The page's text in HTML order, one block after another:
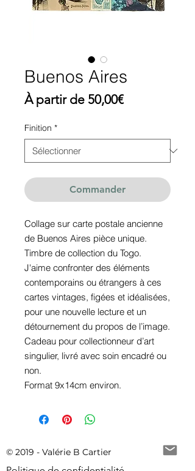
Buenos Aires
À partir de 50,00€Prix
Finition *
Commander
Collage sur carte postale ancienne
de Buenos Aires pièce unique.
Timbre de collection du Togo.
J'aime confronter des éléments
contemporains ou étrangers à ces
cartes vintages, figées et idéalisées,
pour une nouvelle lecture et un
détournement du propos de l’image.
Cadeau pour collectionneur d’art
singulier, livré avec soin encadré ou
non.
Format 9x14cm environ.
© 2019 - Valérie B Cartier